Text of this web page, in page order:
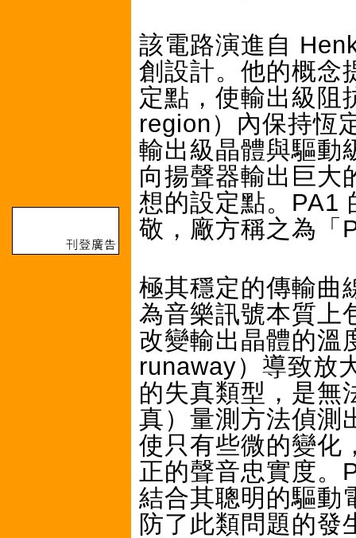
該電路演進自
創設計。他的概念
定點，使輸出級阻
region）內保持恆
輸出級晶體與驅動
向揚聲器輸出巨大
想的設定點。PA1
敬，廠方稱之為「
極其穩定的傳輸曲
為音樂訊號本質上
改變輸出晶體的溫
runaway）導致放
的失真類型，是無
真）量測方法偵測
使只有些微的變化
正的聲音忠實度。
結合其聰明的驅動
防了此類問題的發